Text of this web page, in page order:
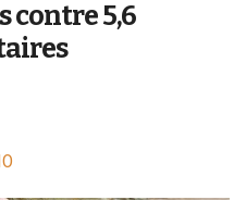
contre 5,6